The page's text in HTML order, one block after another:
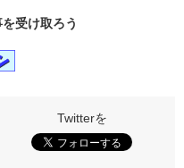
を受け取ろう